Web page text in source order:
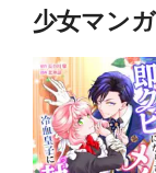
少女マン